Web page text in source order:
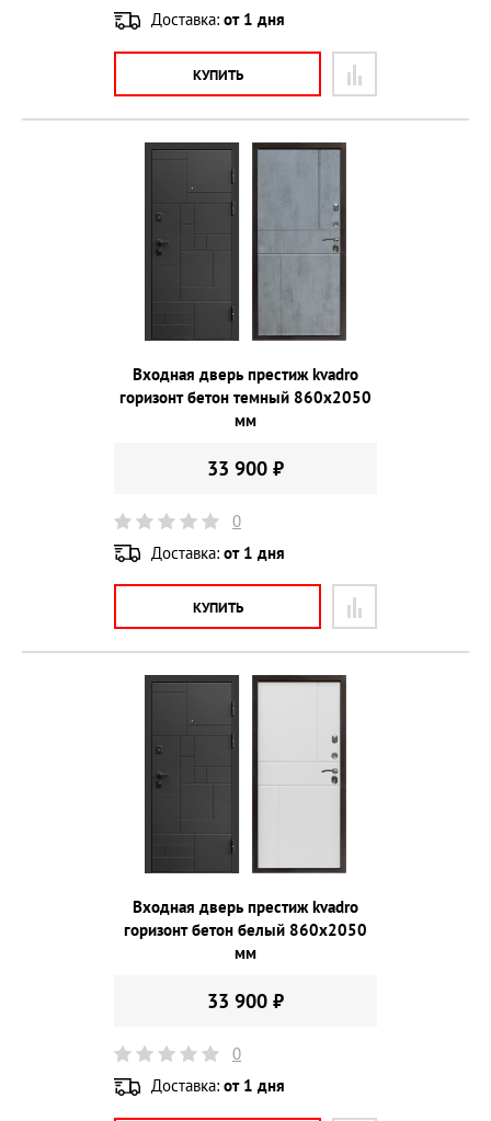
Доставка: от 1 дня
КУПИТЬ
Входная дверь престиж kvadro
горизонт бетон темный 860х2050
мм
33 900 ₽
0
Доставка: от 1 дня
КУПИТЬ
Входная дверь престиж kvadro
горизонт бетон белый 860х2050
мм
33 900 ₽
0
Доставка: от 1 дня